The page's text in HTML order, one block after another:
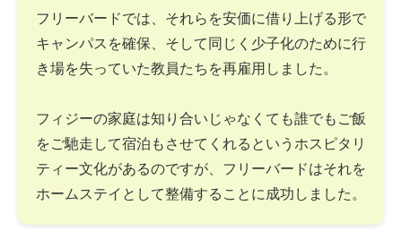
フリーバードでは、それらを安価に借り上げる形で
キャンパスを確保、そして同じく少子化のために行
き場を失っていた教員たちを再雇用しました。
フィジーの家庭は知り合いじゃなくても誰でもご飯
をご馳走して宿泊もさせてくれるというホスピタリ
ティー文化があるのですが、フリーバードはそれを
ホームステイとして整備することに成功しました。